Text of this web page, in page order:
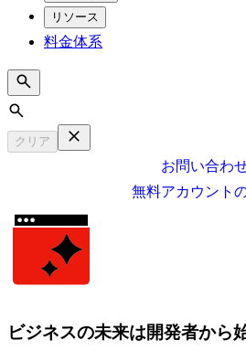
リソース
料金体系
Search
クリア
お問い合わ
無料アカウント
ビジネスの未来は開発者から